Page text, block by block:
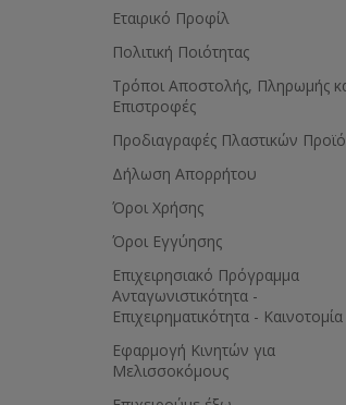
Εταιρικό Προφίλ
Πολιτική Ποιότητας
Τρόποι Αποστολής, Πληρωμής
Επιστροφές
Προδιαγραφές Πλαστικών
Δήλωση Απορρήτου
Όροι Χρήσης
Όροι Εγγύησης
Eπιχειρησιακό Πρόγραμμα
Ανταγωνιστικότητα -
Επιχειρηματικότητα - Καινοτομία
Εφαρμογή Κινητών για
Μελισσοκόμους